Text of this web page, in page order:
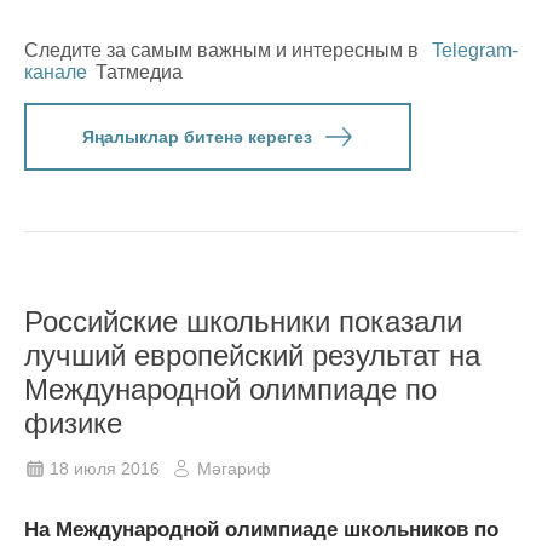
Следите за самым важным и интересным в
Telegram-
канале Татмедиа
Яңалыклар битенә керегез
Российские школьники показали
лучший европейский результат на
Международной олимпиаде по
физике
18 июля 2016 Мәгариф
На Международной олимпиаде школьников по